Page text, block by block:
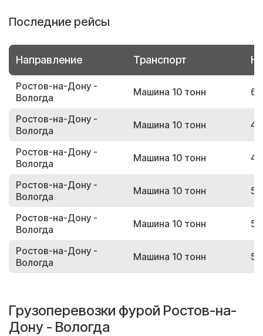
Последние рейсы
Направление Транспорт
Ростов-на-Дону -
Вологда
Машина 10 тонн
Ростов-на-Дону -
Вологда
Машина 10 тонн
Ростов-на-Дону -
Вологда
Машина 10 тонн
Ростов-на-Дону -
Вологда
Машина 10 тонн
Ростов-на-Дону -
Вологда
Машина 10 тонн
Ростов-на-Дону -
Вологда
Машина 10 тонн
Грузоперевозки фурой Ростов-на-
Дону - Вологда